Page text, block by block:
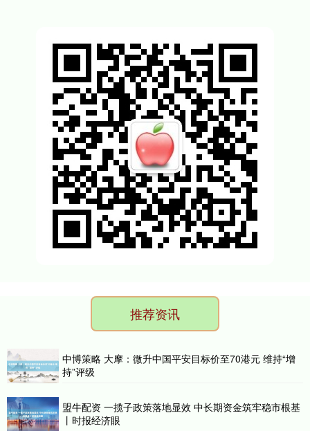
推荐资讯
中博策略 大摩：微升中国平安目标价至70港元 维持“增
持”评级
盟牛配资 一揽子政策落地显效 中长期资金筑牢稳市根基
丨时报经济眼